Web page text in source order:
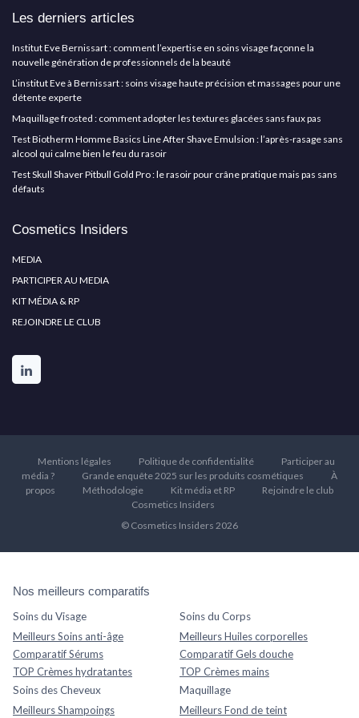
Les derniers articles
Institut Eve Bernissart : comment l’expertise en soins visage façonne la
nouvelle génération de professionnels de la beauté
L’institut Eve à Bernissart : soins visage haute précision et massages pour une
détente experte
Maquillage frosted : comment adopter les textures glacées sans faux pas
Test Biotherm Homme Basics Line After Shave Emulsion : l’après-rasage sans
alcool qui calme bien le feu du rasoir
Test Skull Shaver Pitbull Gold Pro : le rasoir pour crâne pratique mais pas sans
défauts
Cosmetics Insiders
MEDIA
PARTICIPER AU MEDIA
KIT MÉDIA & RP
REJOINDRE LE CLUB
Mentions légales Politique de confidentialité
Participer au
média ?
Grande enquête 2025 sur les produits cosmétiques
À
propos
Méthodologie Kit média et RP
Rejoindre le club
Cosmetics Insiders
© Cosmetics Insiders 2026
Nos meilleurs comparatifs
Soins du Visage
Meilleurs Soins anti-âge
Comparatif Sérums
TOP Crèmes hydratantes
Soins du Corps
Meilleurs Huiles corporelles
Comparatif Gels douche
TOP Crèmes mains
Soins des Cheveux
Meilleurs Shampoings
Maquillage
Meilleurs Fond de teint